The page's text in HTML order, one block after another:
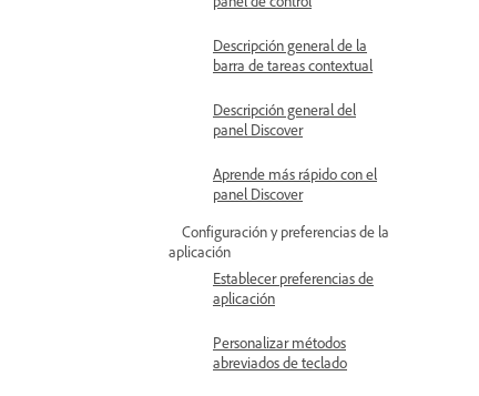
Descripción general de la
barra de tareas contextual
Descripción general del
panel Discover
Aprende más rápido con el
panel Discover
Configuración y preferencias de la
aplicación
Establecer preferencias de
aplicación
Personalizar métodos
abreviados de teclado